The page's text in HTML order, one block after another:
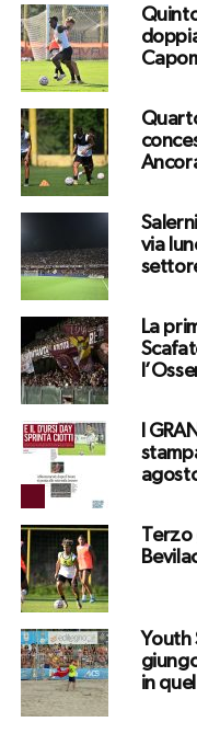
via
La
I
Terzo
Youth
in